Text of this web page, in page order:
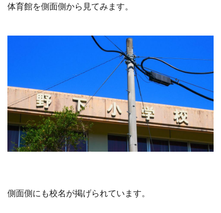
体育館を側面側から見てみます。
側面側にも校名が掲げられています。